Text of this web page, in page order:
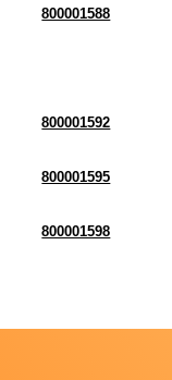
800001588
800001592
800001595
800001598